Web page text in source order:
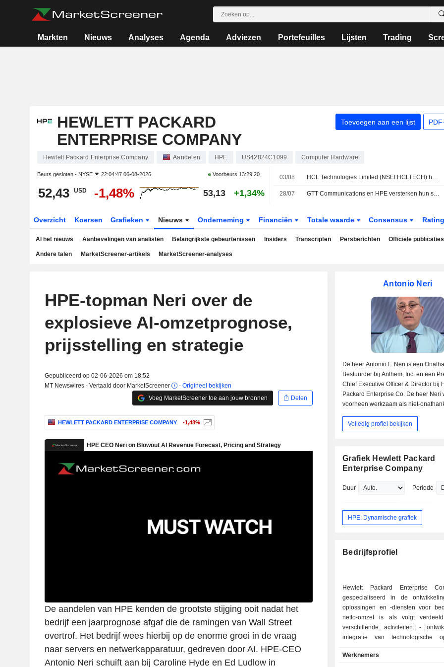
Markten Nieuws Analyses Agenda Adviezen Portefeuilles Lijsten Trading
HEWLETT PACKARD
ENTERPRISE COMPANY
Toevoegen aan een lijst
Hewlett Packard Enterprise Company Aandelen HPE US42824C1099 Computer Hardware
Beurs gesloten - NYSE 22:04:47 06-08-2026 Voorbeurs 13:29:20
52,43 USD -1,48% 53,13 +1,34%
03/08 HCL Technologies Limited (NSEI:HCLTECH) heeft de overname van de Telco Solutions-divisie van Hewlett Packard Enterprise Company (NYSE:HPE) afgerond.
28/07 GTT Communications en HPE versterken hun samenwerking
Overzicht Koersen Grafieken Nieuws Onderneming Financiën Totale waarde Consensus
Al het nieuws Aanbevelingen van analisten Belangrijkste gebeurtenissen Insiders Transcripten Persberichten Officiële publicaties
Andere talen MarketScreener-artikels MarketScreener-analyses
HPE-topman Neri over de
explosieve AI-omzetprognose,
prijsstelling en strategie
Gepubliceerd op 02-06-2026 om 18:52
MT Newswires - Vertaald door MarketScreener
- Origineel bekijken
Voeg MarketScreener toe aan jouw bronnen
Delen
HEWLETT PACKARD ENTERPRISE COMPANY -1,48%
De aandelen van HPE kenden de grootste stijging ooit nadat het
bedrijf een jaarprognose afgaf die de ramingen van Wall Street
overtrof. Het bedrijf wees hierbij op de enorme groei in de vraag
naar servers en netwerkapparatuur, gedreven door AI. HPE-CEO
Antonio Neri schuift aan bij Caroline Hyde en Ed Ludlow in
Antonio Neri
De heer Antonio F. Neri is een
Bestuurder bij Anthem, Inc. en een
Chief Executive Officer & Director bij
Packard Enterprise Co. De heer Neri
voorheen werkzaam als niet-
President & GM-Enterprise Group bij
Volledig profiel bekijken
Grafiek Hewlett Packard
Enterprise Company
Duur Periode
HPE: Dynamische grafiek
Bedrijfsprofiel
Hewlett Packard Enterprise
gespecialiseerd in de
oplossingen en -diensten voor
netto-omzet is als volgt
verschillende activiteiten: - ontwikkeling en
integratie van technologische
oplossingen voor serverbeheer,
Werknemers